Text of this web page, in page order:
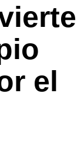
el